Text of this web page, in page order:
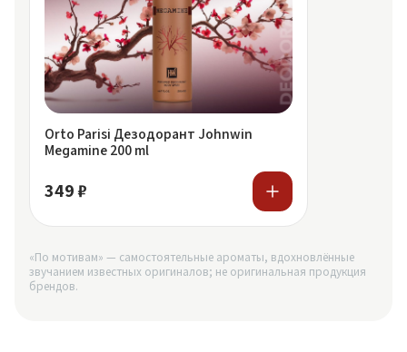
Orto Parisi Дезодорант Johnwin
Megamine 200 ml
349 ₽
«По мотивам» — самостоятельные ароматы, вдохновлённые
звучанием известных оригиналов; не оригинальная продукция
брендов.